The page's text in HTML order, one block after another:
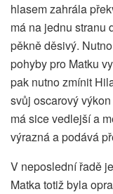
hlasem zahrála
má na jednu stranu
pěkně děsivý.
pohyby pro Matku
pak nutno zmínit
svůj oscarový
má sice vedlejší a
výrazná a podává
V neposlední řadě
Matka totiž byla